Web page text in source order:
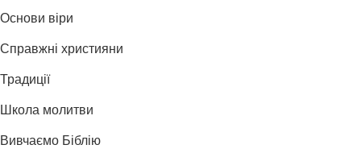
Основи віри
Справжні християни
Традиції
Школа молитви
Вивчаємо Біблію